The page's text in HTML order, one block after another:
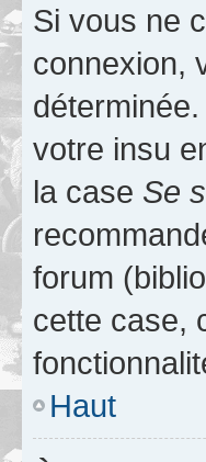
Si vous ne
connexion,
votre insu
la case Se
forum
cette case,
Haut